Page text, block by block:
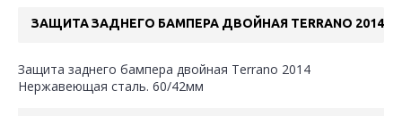
ЗАЩИТА ЗАДНЕГО БАМПЕРА ДВОЙНАЯ TERRANO 2014
Защита заднего бампера двойная Terrano 2014
Нержавеющая сталь. 60/42мм